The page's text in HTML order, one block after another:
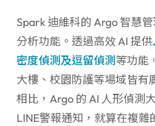
Spark 迪維科的 Argo 智慧
分析功能。透過高效AI 提供
密度偵測及逗留偵測等功能
大樓、校園防護等場域皆有
相比，Argo 的 AI 人形偵測
LINE警報通知，就算在複